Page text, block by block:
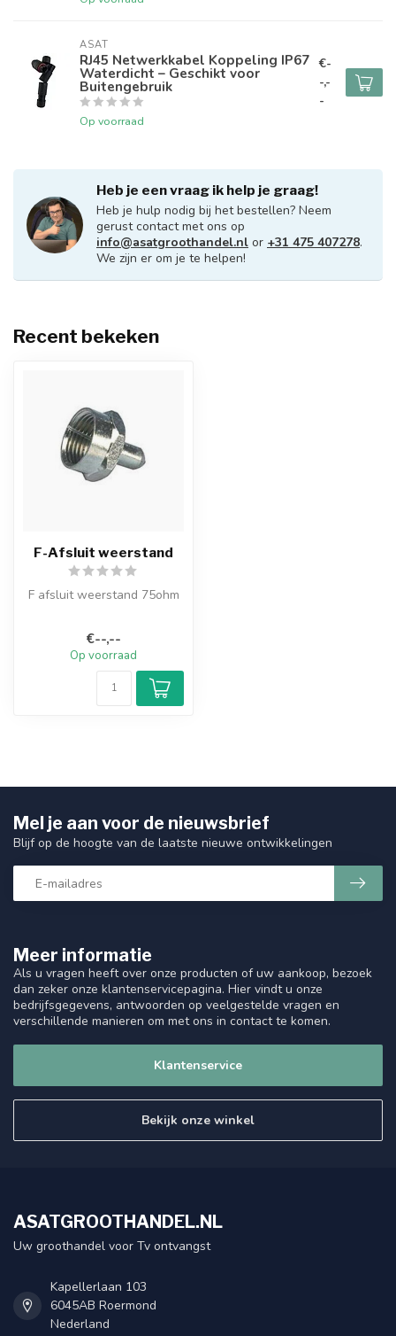
ASAT
RJ45 Netwerkkabel Koppeling IP67
Waterdicht – Geschikt voor
Buitengebruik
Op voorraad
€-
-,-
-
Heb je een vraag ik help je graag!
Heb je hulp nodig bij het bestellen? Neem
gerust contact met ons op
info@asatgroothandel.nl or +31 475 407278.
We zijn er om je te helpen!
Recent bekeken
F-Afsluit weerstand
F afsluit weerstand 75ohm
€--,--
Op voorraad
Meer informatie
Als u vragen heeft over onze producten of uw aankoop, bezoek
dan zeker onze klantenservicepagina. Hier vindt u onze
bedrijfsgegevens, antwoorden op veelgestelde vragen en
verschillende manieren om met ons in contact te komen.
Klantenservice
Bekijk onze winkel
Mel je aan voor de nieuwsbrief
Blijf op de hoogte van de laatste nieuwe ontwikkelingen
ASATGROOTHANDEL.NL
Uw groothandel voor Tv ontvangst
Kapellerlaan 103
6045AB Roermond
Nederland